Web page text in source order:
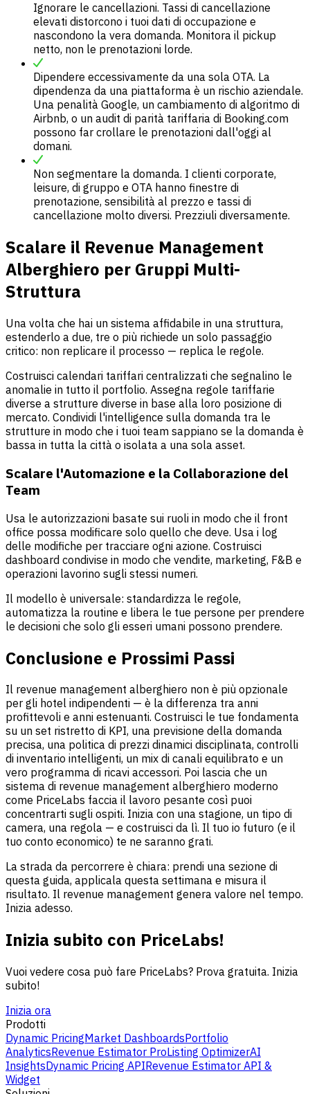
Ignorare le cancellazioni. Tassi di cancellazione
elevati distorcono i tuoi dati di occupazione e
nascondono la vera domanda. Monitora il pickup
netto, non le prenotazioni lorde.
Dipendere eccessivamente da una sola OTA. La
dipendenza da una piattaforma è un rischio aziendale.
Una penalità Google, un cambiamento di algoritmo di
Airbnb, o un audit di parità tariffaria di Booking.com
possono far crollare le prenotazioni dall'oggi al
domani.
Non segmentare la domanda. I clienti corporate,
leisure, di gruppo e OTA hanno finestre di
prenotazione, sensibilità al prezzo e tassi di
cancellazione molto diversi. Prezziuli diversamente.
Scalare il Revenue Management
Alberghiero per Gruppi Multi-
Struttura
Una volta che hai un sistema affidabile in una struttura,
estenderlo a due, tre o più richiede un solo passaggio
critico: non replicare il processo — replica le regole.
Costruisci calendari tariffari centralizzati che segnalino le
anomalie in tutto il portfolio. Assegna regole tariffarie
diverse a strutture diverse in base alla loro posizione di
mercato. Condividi l'intelligence sulla domanda tra le
strutture in modo che i tuoi team sappiano se la domanda è
bassa in tutta la città o isolata a una sola asset.
Scalare l'Automazione e la Collaborazione del
Team
Usa le autorizzazioni basate sui ruoli in modo che il front
office possa modificare solo quello che deve. Usa i log
delle modifiche per tracciare ogni azione. Costruisci
dashboard condivise in modo che vendite, marketing, F&B e
operazioni lavorino sugli stessi numeri.
Il modello è universale: standardizza le regole,
automatizza la routine e libera le tue persone per prendere
le decisioni che solo gli esseri umani possono prendere.
Conclusione e Prossimi Passi
Il revenue management alberghiero non è più opzionale
per gli hotel indipendenti — è la differenza tra anni
profittevoli e anni estenuanti. Costruisci le tue fondamenta
su un set ristretto di KPI, una previsione della domanda
precisa, una politica di prezzi dinamici disciplinata, controlli
di inventario intelligenti, un mix di canali equilibrato e un
vero programma di ricavi accessori. Poi lascia che un
sistema di revenue management alberghiero moderno
come PriceLabs faccia il lavoro pesante così puoi
concentrarti sugli ospiti. Inizia con una stagione, un tipo di
camera, una regola — e costruisci da lì. Il tuo io futuro (e il
tuo conto economico) te ne saranno grati.
La strada da percorrere è chiara: prendi una sezione di
questa guida, applicala questa settimana e misura il
risultato. Il revenue management genera valore nel tempo.
Inizia adesso.
Inizia subito con PriceLabs!
Vuoi vedere cosa può fare PriceLabs? Prova gratuita. Inizia
subito!
Inizia ora
Prodotti
Dynamic PricingMarket DashboardsPortfolio
AnalyticsRevenue Estimator ProListing OptimizerAI
InsightsDynamic Pricing APIRevenue Estimator API &
Widget